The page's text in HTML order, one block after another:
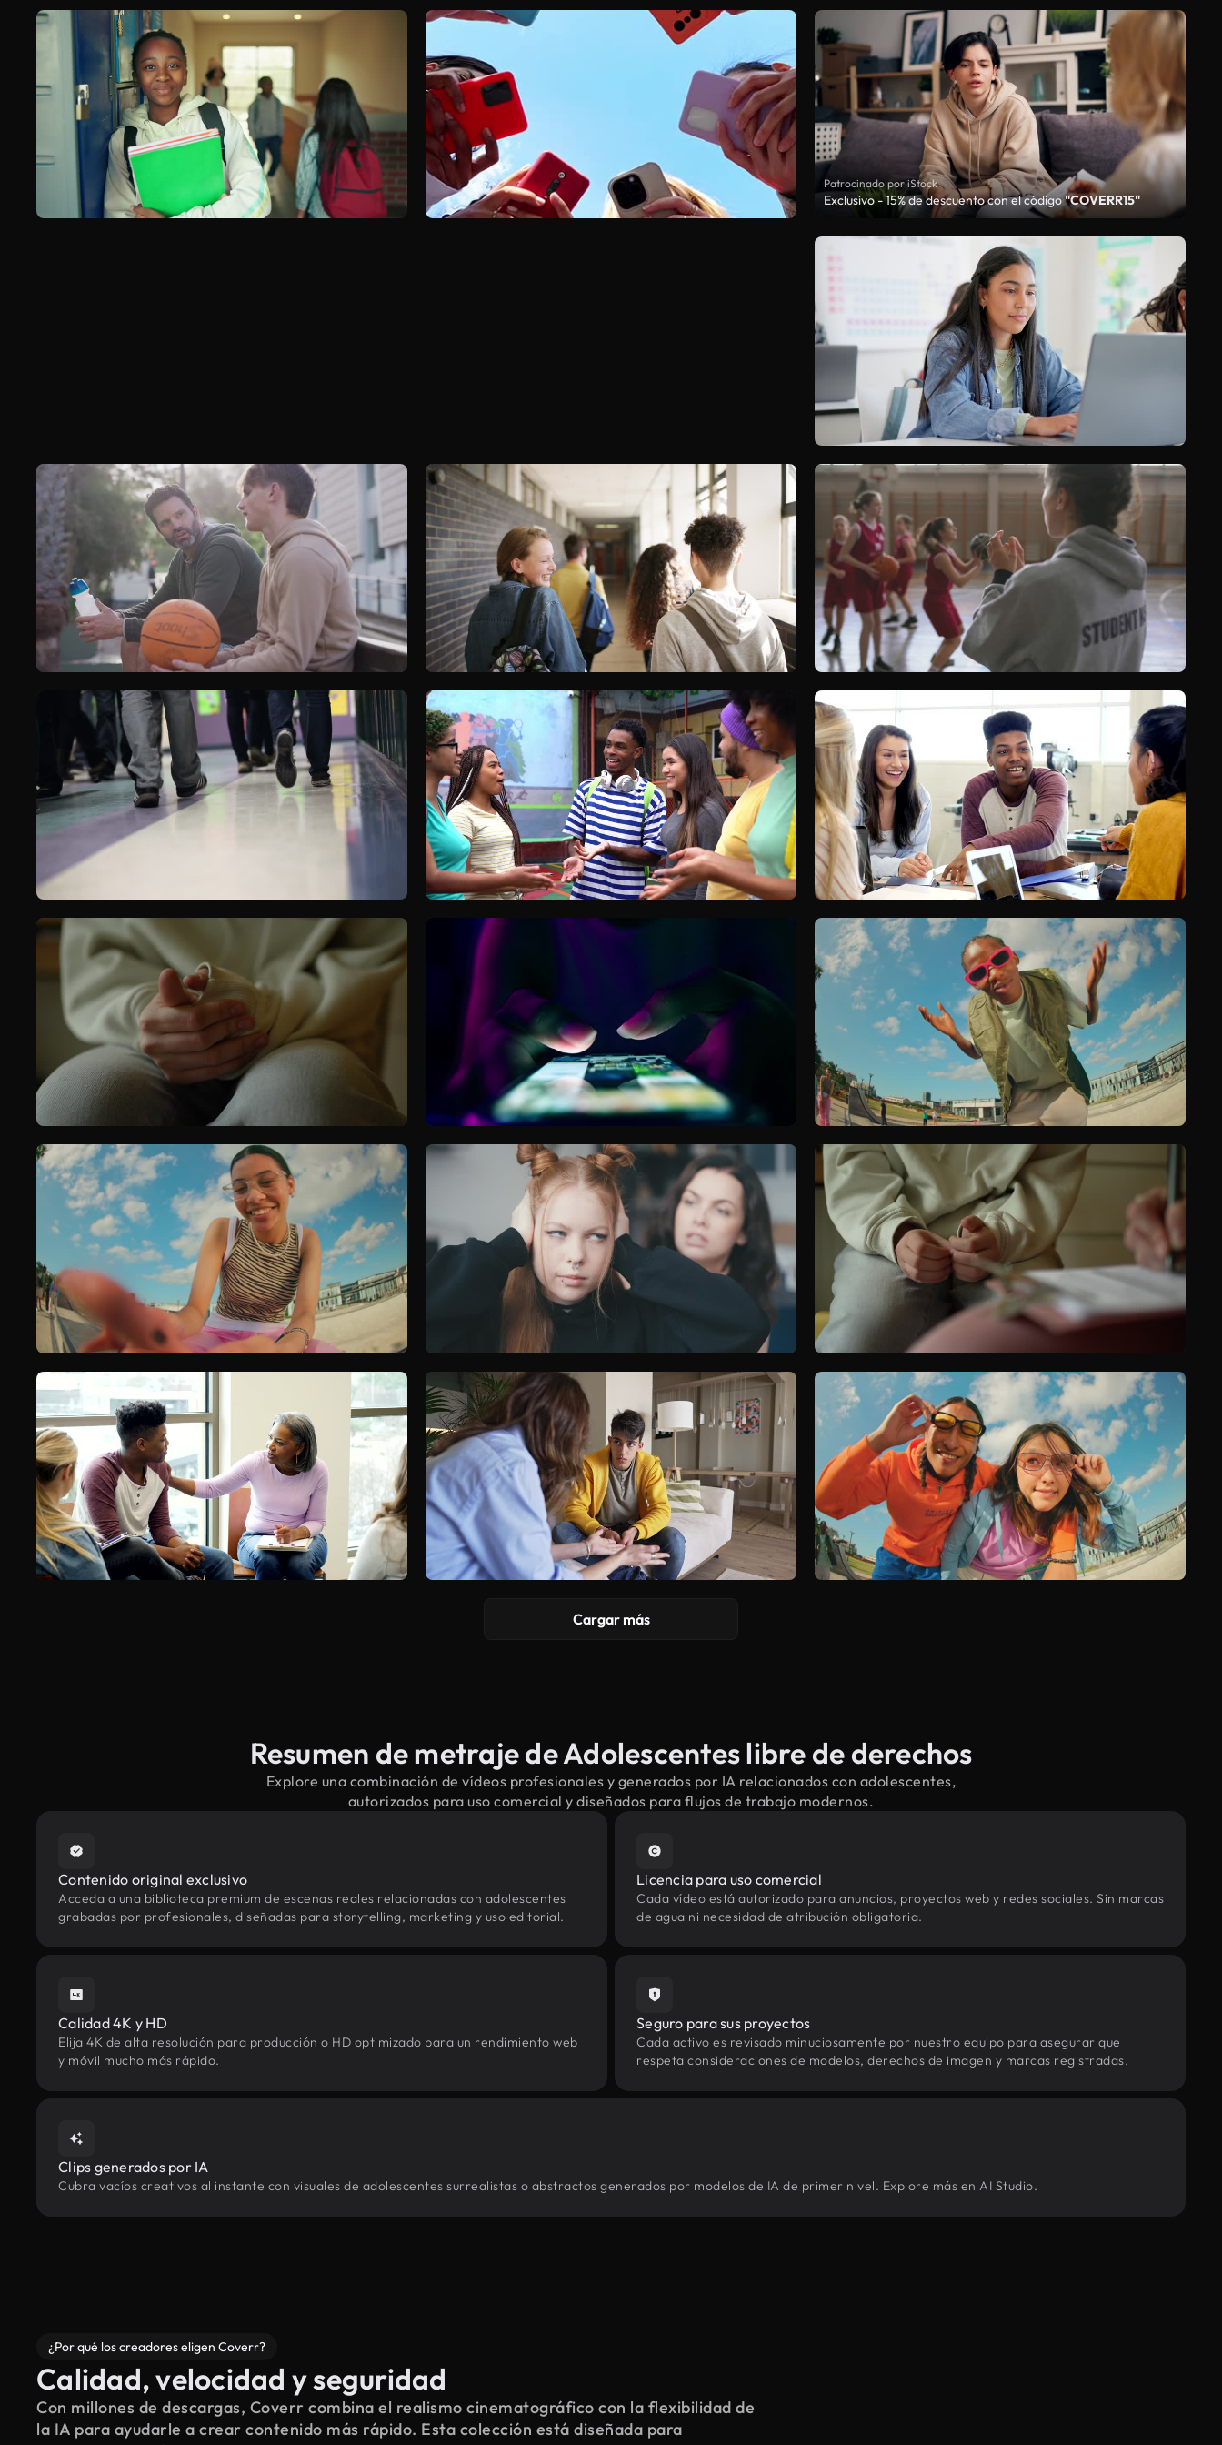
Patrocinado por iStock
Exclusivo - 15% de descuento con el código"COVERR15"
Cargar más
Resumen de metraje de Adolescentes libre de derechos
Explore una combinación de vídeos profesionales y generados por IA relacionados con adolescentes,
autorizados para uso comercial y diseñados para flujos de trabajo modernos.
Contenido original exclusivo
Acceda a una biblioteca premium de escenas reales relacionadas con adolescentes
grabadas por profesionales, diseñadas para storytelling, marketing y uso editorial.
Licencia para uso comercial
Cada vídeo está autorizado para anuncios, proyectos web y redes sociales. Sin marcas
de agua ni necesidad de atribución obligatoria.
Calidad 4K y HD
Elija 4K de alta resolución para producción o HD optimizado para un rendimiento web
y móvil mucho más rápido.
Seguro para sus proyectos
Cada activo es revisado minuciosamente por nuestro equipo para asegurar que
respeta consideraciones de modelos, derechos de imagen y marcas registradas.
Clips generados por IA
Cubra vacíos creativos al instante con visuales de adolescentes surrealistas o abstractos generados por modelos de IA de primer nivel. Explore más en AI Studio.
¿Por qué los creadores eligen Coverr?
Calidad, velocidad y seguridad
Con millones de descargas, Coverr combina el realismo cinematográfico con la flexibilidad de
la IA para ayudarle a crear contenido más rápido. Esta colección está diseñada para